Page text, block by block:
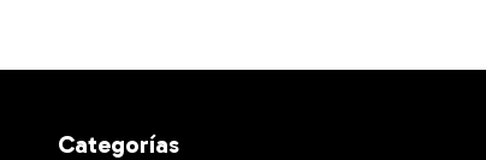
Categorías